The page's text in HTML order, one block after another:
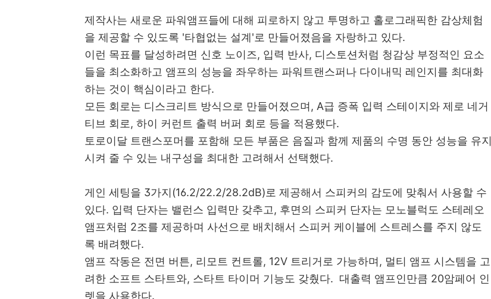
제작사는 새로운 파워앰프들에 대해 피로하지 않고 투명하고 홀로그래픽한 감상체험
을 제공할 수 있도록 '타협없는 설계'로 만들어졌음을 자랑하고 있다.
이런 목표를 달성하려면 신호 노이즈, 입력 반사, 디스토션처럼 청감상 부정적인 요소
들을 최소화하고 앰프의 성능을 좌우하는 파워트랜스퍼나 다이내믹 레인지를 최대화
하는 것이 핵심이라고 한다.
모든 회로는 디스크리트 방식으로 만들어졌으며, A급 증폭 입력 스테이지와 제로 네거
티브 회로, 하이 커런트 출력 버퍼 회로 등을 적용했다.
토로이달 트랜스포머를 포함해 모든 부품은 음질과 함께 제품의 수명 동안 성능을 유지
시켜 줄 수 있는 내구성을 최대한 고려해서 선택했다.
게인 세팅을 3가지(16.2/22.2/28.2dB)로 제공해서 스피커의 감도에 맞춰서 사용할 수
있다. 입력 단자는 밸런스 입력만 갖추고, 후면의 스피커 단자는 모노블럭도 스테레오
앰프처럼 2조를 제공하며 사선으로 배치해서 스피커 케이블에 스트레스를 주지 않도
록 배려했다.
앰프 작동은 전면 버튼, 리모트 컨트롤, 12V 트리거로 가능하며, 멀티 앰프 시스템을 고
려한 소프트 스타트와, 스타트 타이머 기능도 갖췄다. 대출력 앰프인만큼 20암페어 인
렛을 사용한다.